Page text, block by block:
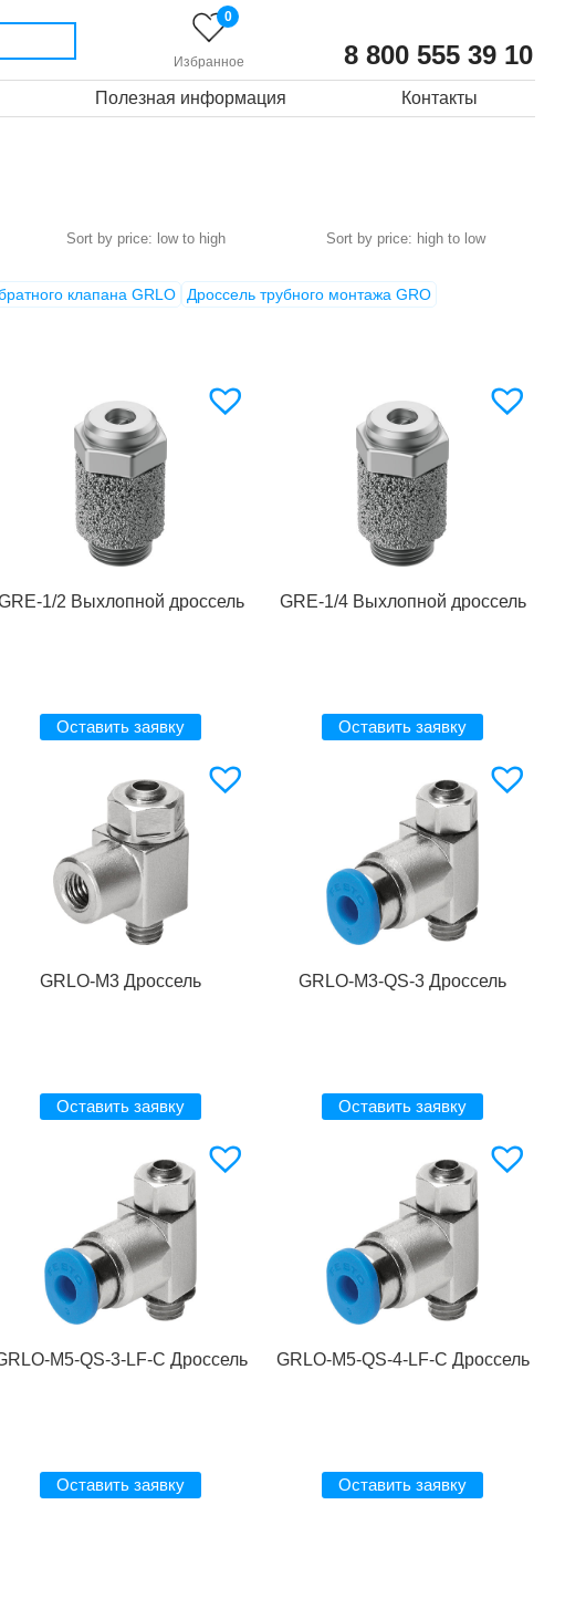
Избранное
0
8 800 555 39 10
Полезная информация Контакты
клапана GRLO
Дроссель трубного монтажа GRO
1/2 Выхлопной дроссель
Оставить заявку
GRE-1/4 Выхлопной дроссель
Оставить заявку
GRLO-M3 Дроссель
Оставить заявку
GRLO-M3-QS-3 Дроссель
Оставить заявку
M5-QS-3-LF-C Дроссель
Оставить заявку
GRLO-M5-QS-4-LF-C Дроссель
Оставить заявку